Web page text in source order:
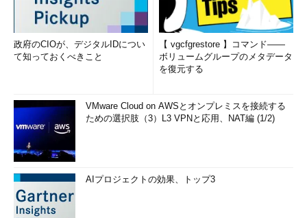
政府のCIOが、デジタルIDについ
て知っておくべきこと
【 vgcfgrestore 】コマンド――
ボリュームグループのメタデータ
を復元する
VMware Cloud on AWSとオンプレミスを接続する
ための選択肢（3）L3 VPNと応用、NAT編 (1/2)
AIプロジェクトの効果、トップ3